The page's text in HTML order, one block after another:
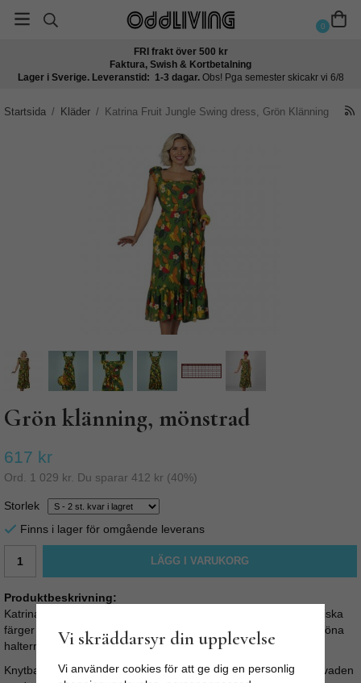
0
FRI frakt över 500 kr
Faktura, Swish & Kortbetalning
Lager i Sverige. Leveranstid: 1-3 dagar. Obs! Pga semester skicakr vi 6/8
Startsida / Kläder / Katrina Fruit Jungle Swing dress, Grön Klänning
Grön klänning, mönstrad
617 kr
Ord. 1 029 kr . Du sparar 412 kr (40%)
Storlek
Finns i lager för omgående leverans
LÄGG I VARUKORG
Produktbeskrivning:
Katrina Fruit Jungle Swing dress, är en härlig klänning i fantastiska
färger från märket Collectif. Exotiska frukter mönstrar denna sköna
halternecksklänning.
Knytbara axelband som kan justeras i längd. Faller till ungefär vaden
Vi skräddarsyr din upplevelse
Vi använder cookies för att ge dig en personlig